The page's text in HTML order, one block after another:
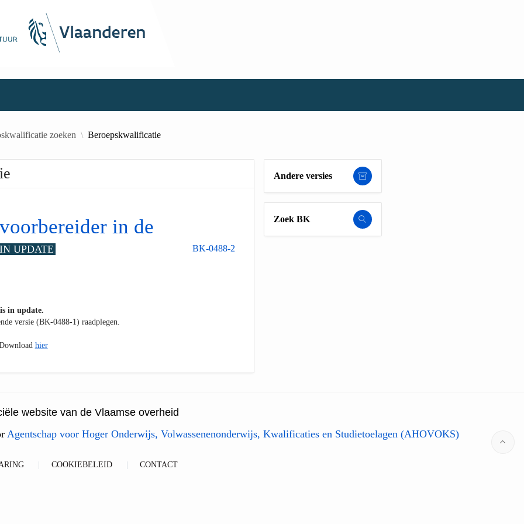
zoeken Beroepskwalificatie
in de
BK-0488-2
IN UPDATE
in update.
versie (BK-0488-1) raadplegen.
hier
Andere versies
Zoek BK
website van de Vlaamse overheid
Agentschap voor Hoger Onderwijs, Volwassenenonderwijs, Kwalificaties en Studietoelagen (AHOVOKS)
COOKIEBELEID CONTACT